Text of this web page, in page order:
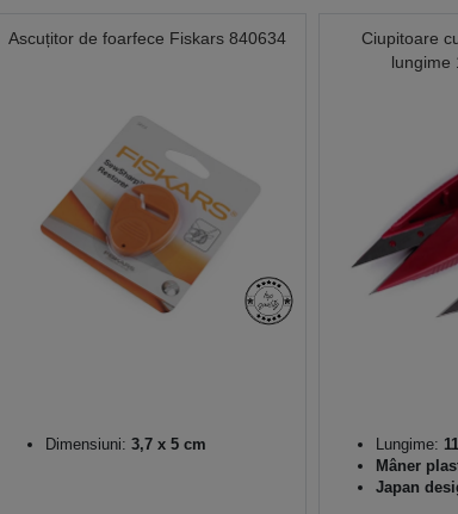
Ascuțitor de foarfece Fiskars 840634
Dimensiuni: 3,7 x 5 cm
Ciupitoare
lungime
Lungime:
Mâner
Japan